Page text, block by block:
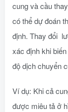
cung và cầu
có thể dự đoán
định. Thay đổi
xác định khi
độ dịch chuyển
Ví dụ: Khi cả
được miêu tả ở